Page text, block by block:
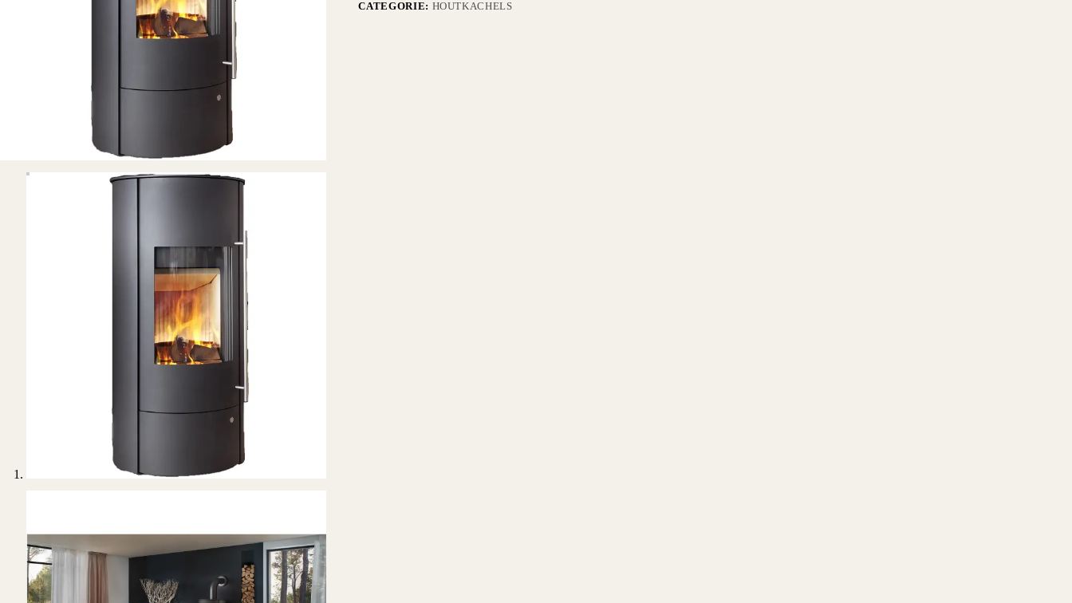
CATEGORIE: HOUTKACHELS